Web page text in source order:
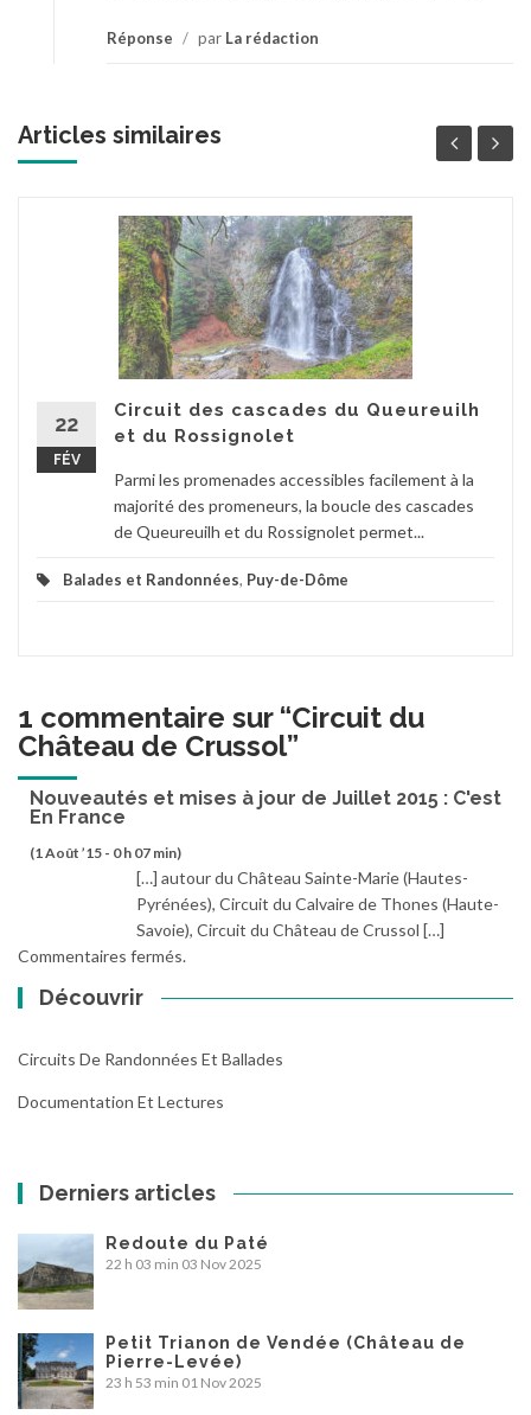
Réponse / par La rédaction
Articles similaires
22
FÉV
Circuit des cascades du Queureuilh
et du Rossignolet
Parmi les promenades accessibles facilement à la
majorité des promeneurs, la boucle des cascades
de Queureuilh et du Rossignolet permet...
Balades et Randonnées, Puy-de-Dôme
1 commentaire sur “Circuit du
Château de Crussol”
Nouveautés et mises à jour de Juillet 2015 : C'est
En France
(1 Août ’15 - 0 h 07 min)
[…] autour du Château Sainte-Marie (Hautes-
Pyrénées), Circuit du Calvaire de Thones (Haute-
Savoie), Circuit du Château de Crussol […]
Commentaires fermés.
Découvrir
Circuits De Randonnées Et Ballades
Documentation Et Lectures
Derniers articles
Redoute du Paté
22 h 03 min 03 Nov 2025
Petit Trianon de Vendée (Château de
Pierre-Levée)
23 h 53 min 01 Nov 2025